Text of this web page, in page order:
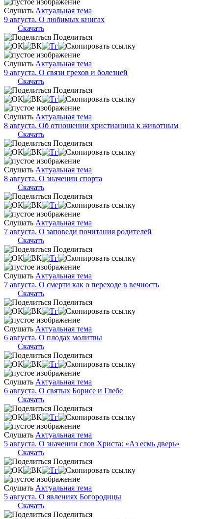
Слушать Актуальная тема
9 августа. О любимых книгах
Скачать
Поделиться
Слушать Актуальная тема
9 августа. О связи грехов и болезней
Скачать
Поделиться
Слушать Актуальная тема
8 августа. Об отношении христианина к животным
Скачать
Поделиться
Слушать Актуальная тема
8 августа. О значении спорта
Скачать
Поделиться
Слушать Актуальная тема
7 августа. О заповеди почитания родителей
Скачать
Поделиться
Слушать Актуальная тема
7 августа. О смерти как о переходе в вечность
Скачать
Поделиться
Слушать Актуальная тема
6 августа. О плодах молитвы
Скачать
Поделиться
Слушать Актуальная тема
6 августа. О святых Борисе и Глебе
Скачать
Поделиться
Слушать Актуальная тема
5 августа. О значении слов Христа: «Аз есмь дверь»
Скачать
Поделиться
Слушать Актуальная тема
5 августа. О явлениях Богородицы
Скачать
Поделиться